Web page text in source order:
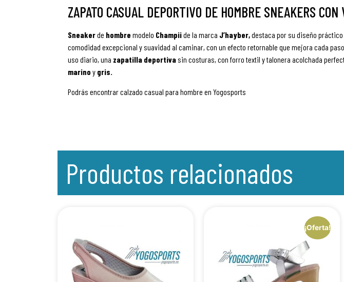
ZAPATO CASUAL DEPORTIVO DE HOMBRE SNEAKERS
Sneakerde hombre modelo Champiide la marca J’hayber,destaca por su diseño
comodidad excepcional y suavidad al caminar, con un efecto retornable que mejora cada
uso diario, una zapatilla deportiva sin costuras, con forro textil y talonera acolchada
marino y gris.
Podrás encontrar calzado casual para hombre en Yogosports
Productos relacionados
¡Oferta!